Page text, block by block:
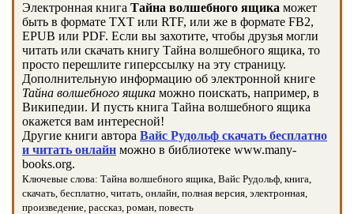
Электронная книга Тайна волшебного ящика может
быть в формате TXT или RTF, или же в формате FB2,
EPUB или PDF. Если вы захотите, чтобы друзья могли
читать или скачать книгу Тайна волшебного ящика, то
просто перешлите гиперссылку на эту страницу.
Дополнительную информацию об электронной книге
Тайна волшебного ящика можно поискать, например, в
Википедии. И пусть книга Тайна волшебного ящика
окажется вам интересной!
Другие книги автора Вайс Рудольф скачать бесплатно
и читать онлайн можно в библиотеке www.many-
books.org.
Ключевые слова: Тайна волшебного ящика, Вайс Рудольф, книга,
скачать, бесплатно, читать, онлайн, полная версия, электронная,
произведение, рассказ, роман, повесть